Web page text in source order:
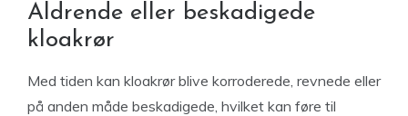
Aldrende eller beskadigede
kloakrør
Med tiden kan kloakrør blive korroderede, revnede eller
på anden måde beskadigede, hvilket kan føre til